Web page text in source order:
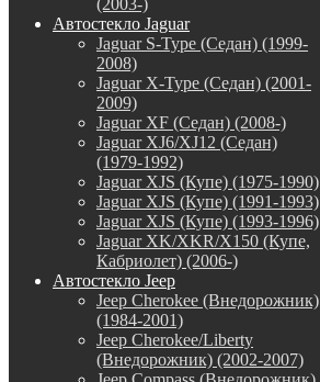
Автостекло Jaguar
Jaguar S-Type (Седан) (1999-
2008)
Jaguar X-Type (Седан) (2001-
2009)
Jaguar XF (Седан) (2008-)
Jaguar XJ6/XJ12 (Седан)
(1979-1992)
Jaguar XJS (Купе) (1975-1990)
Jaguar XJS (Купе) (1991-1993)
Jaguar XJS (Купе) (1993-1996)
Jaguar XK/XKR/X150 (Купе,
Кабриолет) (2006-)
Автостекло Jeep
Jeep Cherokee (Внедорожник)
(1984-2001)
Jeep Cherokee/Liberty
(Внедорожник) (2002-2007)